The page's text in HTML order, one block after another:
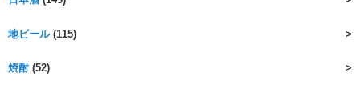
地ビール(115)
焼酎(52)